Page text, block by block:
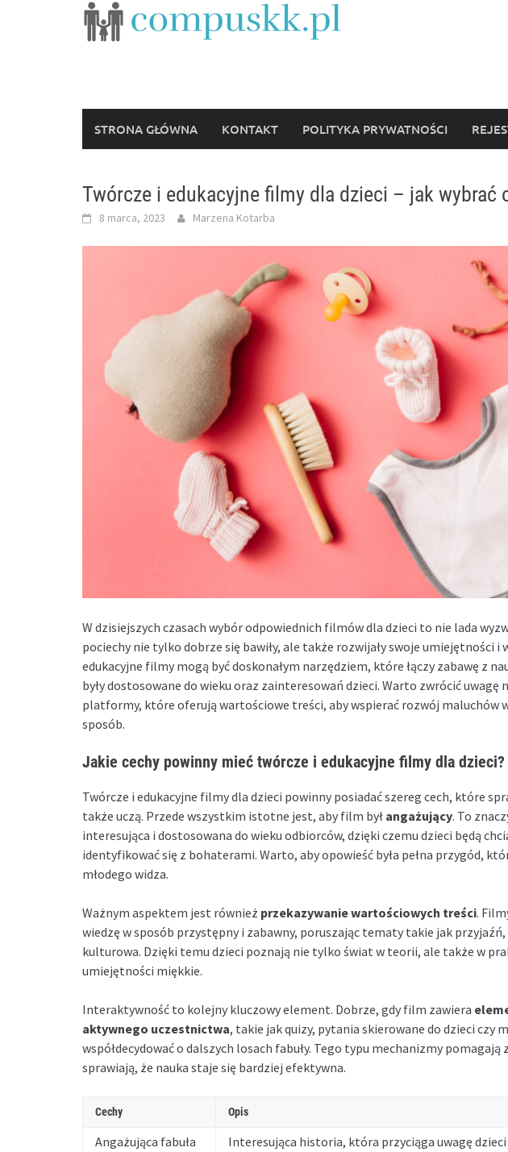
STRONA GŁÓWNA KONTAKT POLITYKA PRYWATNOŚCI
Twórcze i edukacyjne filmy dla dzieci – jak wybrać
8 marca, 2023 Marzena Kotarba
W dzisiejszych czasach wybór odpowiednich filmów dla dzieci to nie lada
pociechy nie tylko dobrze się bawiły, ale także rozwijały swoje umiejętności i
edukacyjne filmy mogą być doskonałym narzędziem, które łączy zabawę z
były dostosowane do wieku oraz zainteresowań dzieci. Warto zwrócić uwagę
platformy, które oferują wartościowe treści, aby wspierać rozwój maluchów
sposób.
Jakie cechy powinny mieć twórcze i edukacyjne filmy dla dzieci?
Twórcze i edukacyjne filmy dla dzieci powinny posiadać szereg cech, które
także uczą. Przede wszystkim istotne jest, aby film był angażujący. To
interesująca i dostosowana do wieku odbiorców, dzięki czemu dzieci będą
identyfikować się z bohaterami. Warto, aby opowieść była pełna przygód,
młodego widza.
Ważnym aspektem jest również przekazywanie wartościowych treści.
wiedzę w sposób przystępny i zabawny, poruszając tematy takie jak
kulturowa. Dzięki temu dzieci poznają nie tylko świat w teorii, ale także w
umiejętności miękkie.
Interaktywność to kolejny kluczowy element. Dobrze, gdy film zawiera
aktywnego uczestnictwa, takie jak quizy, pytania skierowane do dzieci czy
współdecydować o dalszych losach fabuły. Tego typu mechanizmy
sprawiają, że nauka staje się bardziej efektywna.
Cechy Opis
Angażująca fabuła
Interesująca historia, która przyciąga uwagę dzieci